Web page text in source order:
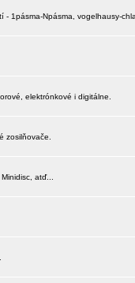
- 1pásma-Npásma, vogelhausy-
elektrónkové i digitálne.
zosilňovače.
atď...